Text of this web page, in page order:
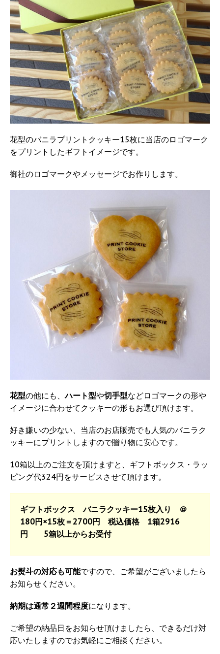
花型のバニラプリントクッキー15枚に当店のロゴマーク
をプリントしたギフトイメージです。
御社のロゴマークやメッセージでお作りします。
花型の他にも、ハート型や切手型などロゴマークの形や
イメージに合わせてクッキーの形もお選び頂けます。
好き嫌いの少ない、当店のお店販売でも人気のバニラク
ッキーにプリントしますので贈り物に安心です。
10箱以上のご注文を頂けますと、ギフトボックス・ラッ
ピング代324円をサービスさせて頂けます。
ギフトボックス バニラクッキー15枚入り ＠
180円×15枚＝2700円 税込価格 1箱2916
円 5箱以上からお受付
お熨斗の対応も可能ですので、ご希望がございましたら
お知らせください。
納期は通常２週間程度になります。
ご希望の納品日をお知らせ頂けましたら、できるだけ対
応いたしますのでお気軽にご相談ください。